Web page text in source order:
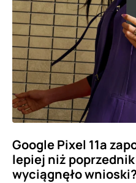
Google Pixel 11a
lepiej niż
wyciągnęło wnioski?